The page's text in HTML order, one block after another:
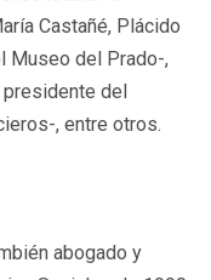
Castañé, Plácido
Museo del Prado-,
presidente del
, entre otros.
abogado y